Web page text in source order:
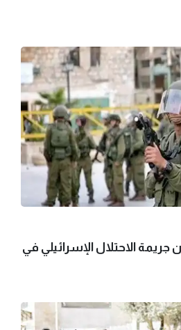
جريمة الاحتلال الإسرائيلي في